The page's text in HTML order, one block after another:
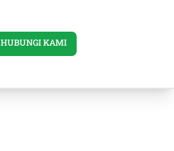
HUBUNGI KAMI